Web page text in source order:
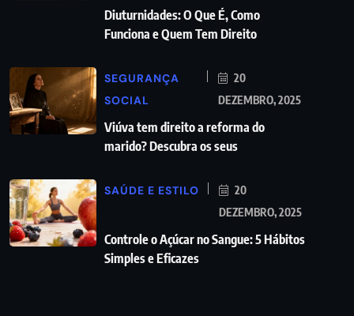
Diuturnidades: O Que É, Como
Funciona e Quem Tem Direito
SEGURANÇA
SOCIAL
20
DEZEMBRO, 2025
Viúva tem direito a reforma do
marido? Descubra os seus
SAÚDE E ESTILO
20
DEZEMBRO, 2025
Controle o Açúcar no Sangue: 5 Hábitos
Simples e Eficazes